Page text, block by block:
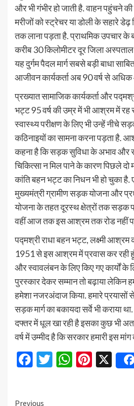
और भी गंभीर हो जाती है. वाहन पहुंचने
मरीजों को स्ट्रेचर या डोली के सहारे
तक लाना पड़ता है. प्राथमिक उपचार के
करीब 30 किलोमीटर दूर जिला
यह दुर्गम पैदल मार्ग सबसे बड़ी बाधा
आजीवन कार्यकर्ता अब 90 वर्ष से
प्रख्यात सामाजिक कार्यकर्ता और
भट्ट 95 वर्ष की उम्र में भी आश्रम में रह
स्वास्थ्य परीक्षण के लिए भी उन्हें नीचे
कठिनाइयों का सामना करना पड़ता है.
कहना है कि सड़क सुविधा के अभाव और
चिकित्सा न मिल पाने के कारण पिछले दो
कांति बहन भट्ट का निधन भी हो चुका
मुख्यमंत्री ग्रामीण सड़क योजना और
योजना के तहत दूरस्थ क्षेत्रों तक सड़क
वहीं आज तक इस आश्रम तक रोड नहीं
पद्मश्री राधा बहन भट्ट, लक्ष्मी आश्रम
1951 से इस आश्रम में प्रवास कर रही हूं.
और स्वावलंबन के लिए किए गए कार्यों के
पुरस्कार देकर सम्मान तो बढ़ाया लेकिन
हमेशा नजरअंदाज किया. हमारे प्रयासों से
सड़क मार्ग का बकायदा सर्वे भी कराया
दफ्तर में धूल खा रही है इसका कुछ भी
वर्ष में उम्मीद है कि सरकार हमारी इस मांग
Facebook
Twitter X
Previous